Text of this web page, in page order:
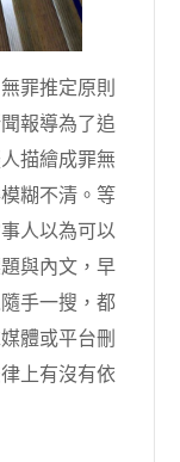
罪推定原則
報導為了追
描繪成罪無
糊不清。等
人以為可以
與內文，早
手一搜，都
體或平台刪
上有沒有依